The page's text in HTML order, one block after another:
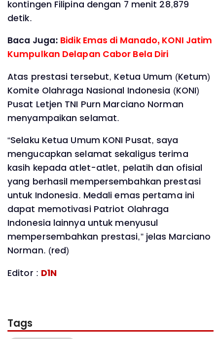
kontingen Filipina dengan 7 menit 28,879
detik.
Baca Juga: Bidik Emas di Manado, KONI Jatim
Kumpulkan Delapan Cabor Bela Diri
Atas prestasi tersebut, Ketua Umum (Ketum)
Komite Olahraga Nasional Indonesia (KONI)
Pusat Letjen TNI Purn Marciano Norman
menyampaikan selamat.
“Selaku Ketua Umum KONI Pusat, saya
mengucapkan selamat sekaligus terima
kasih kepada atlet-atlet, pelatih dan ofisial
yang berhasil mempersembahkan prestasi
untuk Indonesia. Medali emas pertama ini
dapat memotivasi Patriot Olahraga
Indonesia lainnya untuk menyusul
mempersembahkan prestasi,” jelas Marciano
Norman. (red)
Editor : D1N
Tags